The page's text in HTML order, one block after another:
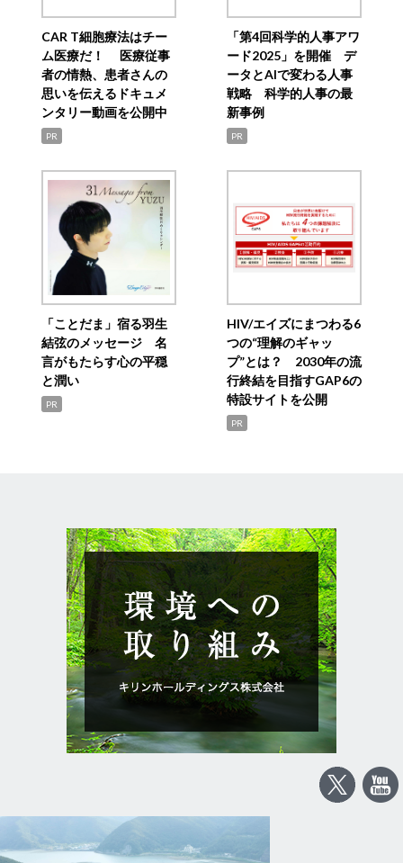
CAR T細胞療法はチー
ム医療だ！ 医療従事
者の情熱、患者さんの
思いを伝えるドキュメ
ンタリー動画を公開中
PR
「第4回科学的人事アワ
ード2025」を開催 デ
ータとAIで変わる人事
戦略 科学的人事の最
新事例
PR
「ことだま」宿る羽生
結弦のメッセージ 名
言がもたらす心の平穏
と潤い
PR
HIV/エイズにまつわる6
つの“理解のギャッ
プ”とは？ 2030年の流
行終結を目指すGAP6の
特設サイトを公開
PR